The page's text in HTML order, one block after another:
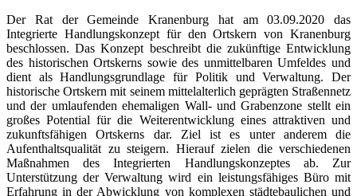
Der Rat der Gemeinde Kranenburg hat am 03.09.2020 das
Integrierte Handlungskonzept für den Ortskern von Kranenburg
beschlossen. Das Konzept beschreibt die zukünftige Entwicklung
des historischen Ortskerns sowie des unmittelbaren Umfeldes und
dient als Handlungsgrundlage für Politik und Verwaltung. Der
historische Ortskern mit seinem mittelalterlich geprägten Straßennetz
und der umlaufenden ehemaligen Wall- und Grabenzone stellt ein
großes Potential für die Weiterentwicklung eines attraktiven und
zukunftsfähigen Ortskerns dar. Ziel ist es unter anderem die
Aufenthaltsqualität zu steigern. Hierauf zielen die verschiedenen
Maßnahmen des Integrierten Handlungskonzeptes ab. Zur
Unterstützung der Verwaltung wird ein leistungsfähiges Büro mit
Erfahrung in der Abwicklung von komplexen städtebaulichen und